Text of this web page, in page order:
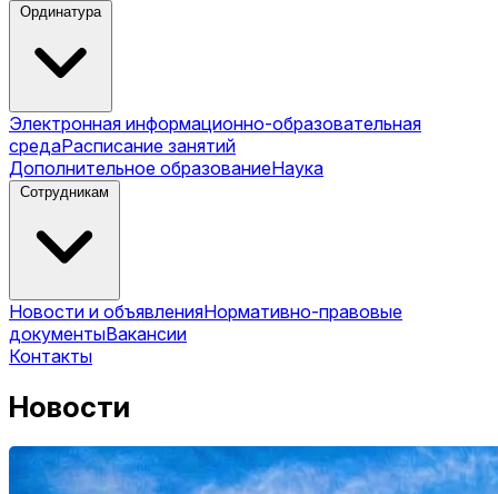
Ординатура
Электронная информационно-образовательная
средаРасписание занятий
Дополнительное образованиеНаука
Сотрудникам
Новости и объявленияНормативно-правовые
документыВакансии
Контакты
Новости